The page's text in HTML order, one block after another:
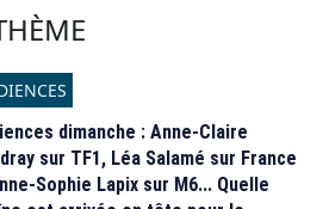
dimanche : Anne-Claire
sur TF1, Léa Salamé sur France
Sophie Lapix sur M6... Quelle